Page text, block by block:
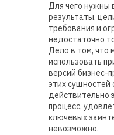
Для чего нужны
результаты,
требования и
недостаточно
Дело в том, что
использовать
версий бизнес-
этих сущностей
действительно
процесс,
ключевых
невозможно.